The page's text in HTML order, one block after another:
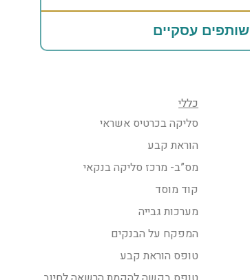
שותפים עסקיים
כללי
סליקה בכרטיס אשראי
הוראת קבע
מס”ב- מרכז סליקה בנקאי
קוד מוסד
מערכות גבייה
המפקח על הבנקים
טופס הוראת קבע